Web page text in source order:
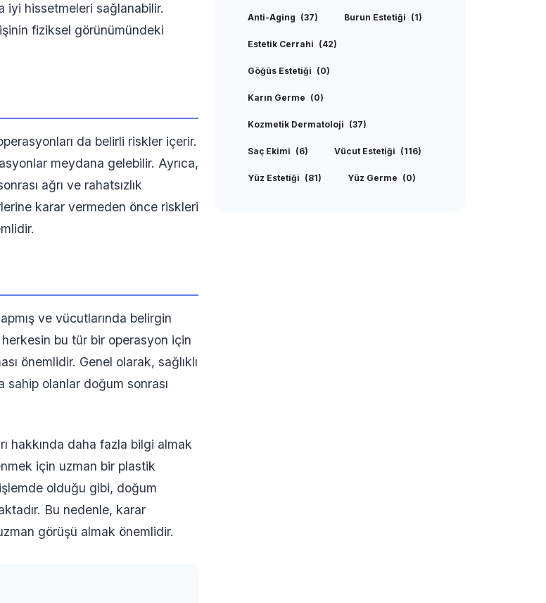
iyi hissetmeleri sağlanabilir.
fiziksel görünümündeki
da belirli riskler içerir.
meydana gelebilir. Ayrıca,
ağrı ve rahatsızlık
karar vermeden önce riskleri
ve vücutlarında belirgin
bu tür bir operasyon için
önemlidir. Genel olarak, sağlıklı
sahip olanlar doğum sonrası
hakkında daha fazla bilgi almak
için uzman bir plastik
olduğu gibi, doğum
Bu nedenle, karar
görüşü almak önemlidir.
Anti-Aging (37) Burun Estetiği (1)
Estetik Cerrahi (42)
Göğüs Estetiği (0)
Karın Germe (0)
Kozmetik Dermatoloji (37)
Saç Ekimi (6) Vücut Estetiği (116)
Yüz Estetiği (81) Yüz Germe (0)